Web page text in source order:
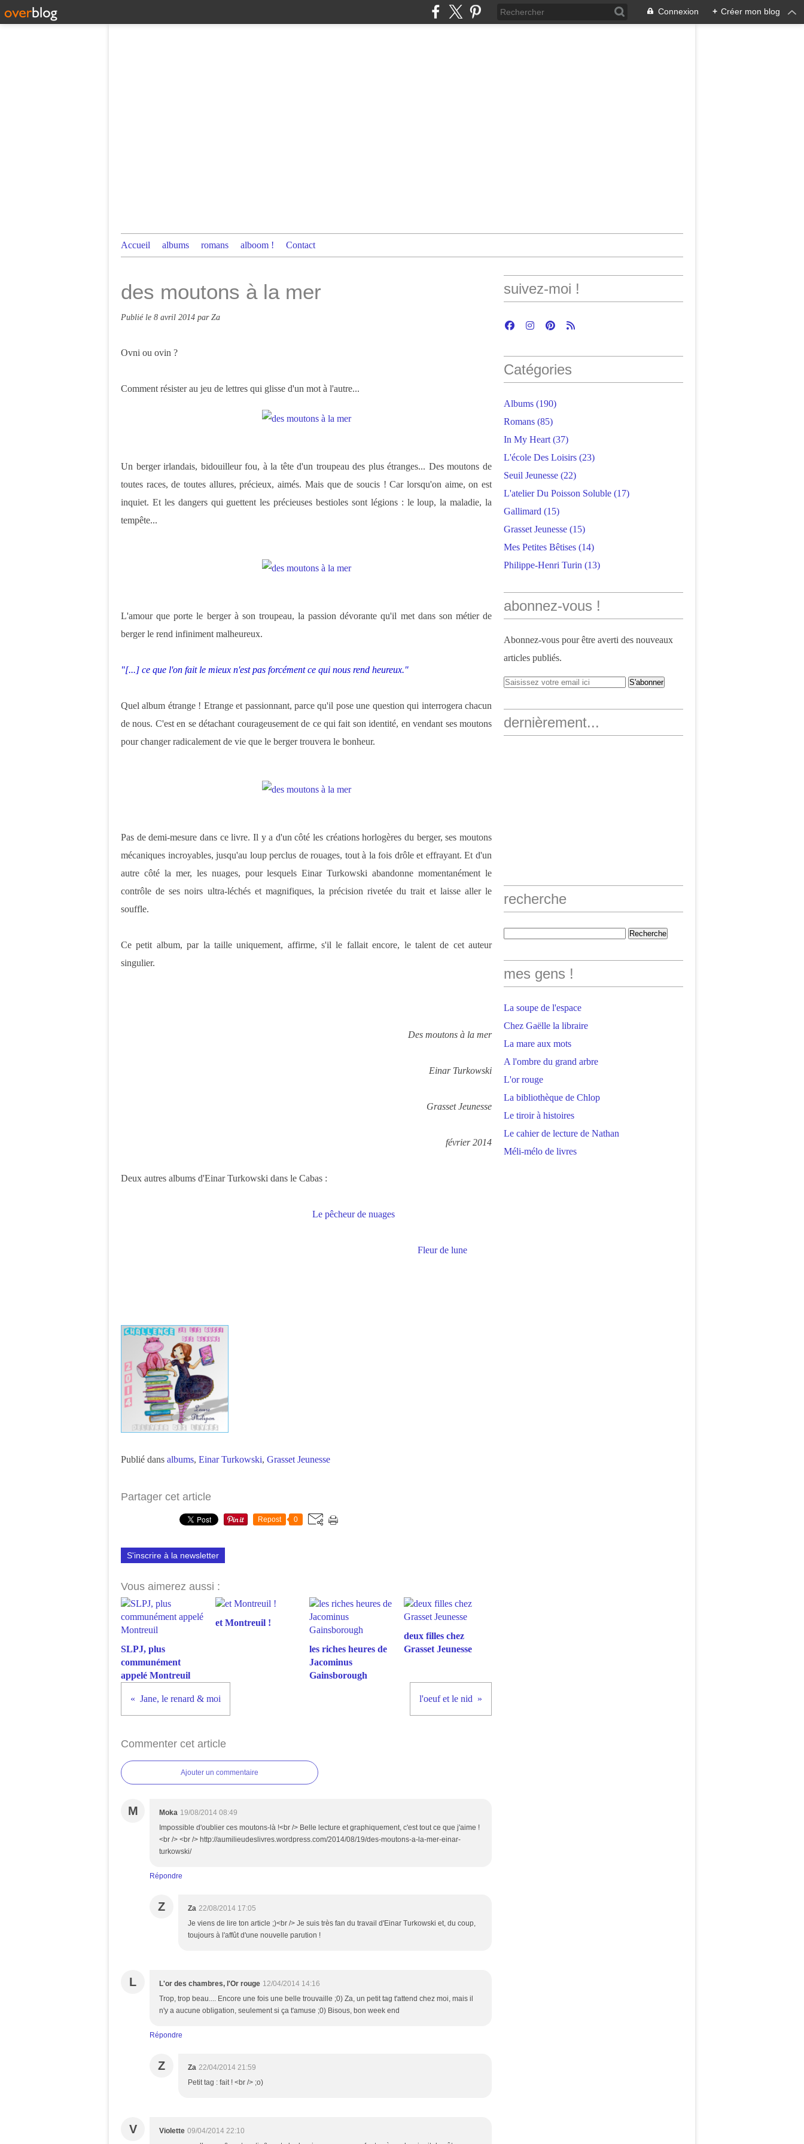
Connexion + Créer mon blog
Accueil albums romans alboom ! Contact
des moutons à la mer
Publié le 8 avril 2014 par Za
Ovni ou ovin ?
Comment résister au jeu de lettres qui glisse d'un mot à l'autre...
Un berger irlandais, bidouilleur fou, à la tête d'un troupeau des plus étranges... Des moutons de
toutes races, de toutes allures, précieux, aimés. Mais que de soucis ! Car lorsqu'on aime, on est
inquiet. Et les dangers qui guettent les précieuses bestioles sont légions : le loup, la maladie, la
tempête...
L'amour que porte le berger à son troupeau, la passion dévorante qu'il met dans son métier de
berger le rend infiniment malheureux.
"[...] ce que l'on fait le mieux n'est pas forcément ce qui nous rend heureux."
Quel album étrange ! Etrange et passionnant, parce qu'il pose une question qui interrogera chacun
de nous. C'est en se détachant courageusement de ce qui fait son identité, en vendant ses moutons
pour changer radicalement de vie que le berger trouvera le bonheur.
Pas de demi-mesure dans ce livre. Il y a d'un côté les créations horlogères du berger, ses moutons
mécaniques incroyables, jusqu'au loup perclus de rouages, tout à la fois drôle et effrayant. Et d'un
autre côté la mer, les nuages, pour lesquels Einar Turkowski abandonne momentanément le
contrôle de ses noirs ultra-léchés et magnifiques, la précision rivetée du trait et laisse aller le
souffle.
Ce petit album, par la taille uniquement, affirme, s'il le fallait encore, le talent de cet auteur
singulier.
Des moutons à la mer
Einar Turkowski
Grasset Jeunesse
février 2014
Deux autres albums d'Einar Turkowski dans le Cabas :
Le pêcheur de nuages
Fleur de lune
Publié dans albums, Einar Turkowski, Grasset Jeunesse
Partager cet article
Repost 0
S'inscrire à la newsletter
Vous aimerez aussi :
SLPJ, plus
communément
appelé Montreuil
et Montreuil !
les riches heures de
Jacominus
Gainsborough
deux filles chez
Grasset Jeunesse
Jane, le renard & moi l'oeuf et le nid
Commenter cet article
Ajouter un commentaire
M Moka 19/08/2014 08:49
Impossible d'oublier ces moutons-là !<br /> Belle lecture et graphiquement, c'est tout ce que j'aime !
<br /> <br /> http://aumilieudeslivres.wordpress.com/2014/08/19/des-moutons-a-la-mer-einar-
turkowski/
Répondre
Z Za 22/08/2014 17:05
Je viens de lire ton article ;)<br /> Je suis très fan du travail d'Einar Turkowski et, du coup,
toujours à l'affût d'une nouvelle parution !
L L'or des chambres, l'Or rouge 12/04/2014 14:16
Trop, trop beau.... Encore une fois une belle trouvaille ;0) Za, un petit tag t'attend chez moi, mais il
n'y a aucune obligation, seulement si ça t'amuse ;0) Bisous, bon week end
Répondre
Z Za 22/04/2014 21:59
Petit tag : fait ! <br /> ;o)
V Violette 09/04/2014 22:10
suivez-moi !
Catégories
Albums (190)
Romans (85)
In My Heart (37)
L'école Des Loisirs (23)
Seuil Jeunesse (22)
L'atelier Du Poisson Soluble (17)
Gallimard (15)
Grasset Jeunesse (15)
Mes Petites Bêtises (14)
Philippe-Henri Turin (13)
abonnez-vous !
Abonnez-vous pour être averti des nouveaux
articles publiés.
dernièrement...
recherche
mes gens !
La soupe de l'espace
Chez Gaëlle la libraire
La mare aux mots
A l'ombre du grand arbre
L'or rouge
La bibliothèque de Chlop
Le tiroir à histoires
Le cahier de lecture de Nathan
Méli-mélo de livres